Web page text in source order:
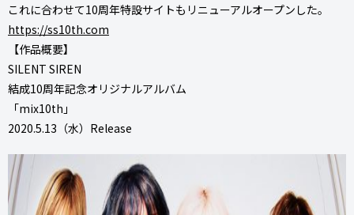
これに合わせて10周年特設サイトもリニューアルオープンした。
https://ss10th.com
【作品概要】
SILENT SIREN
結成10周年記念オリジナルアルバム
「mix10th」
2020.5.13（水）Release